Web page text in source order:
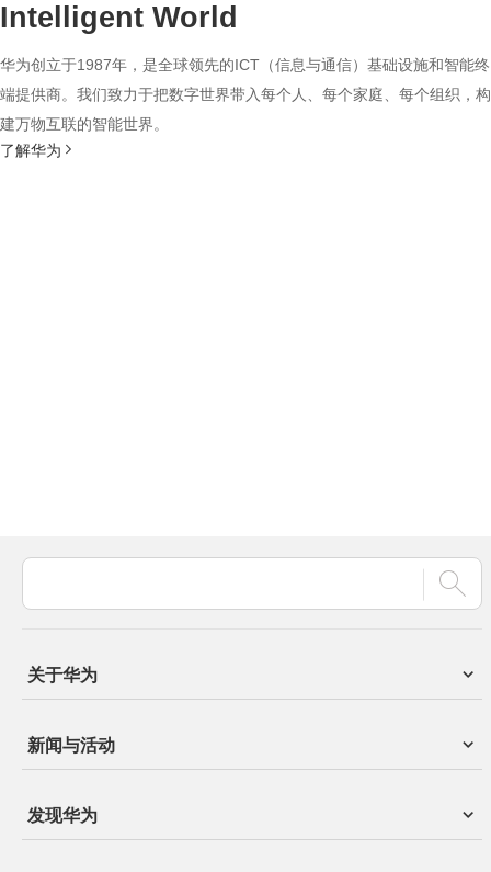
Intelligent World
华为创立于1987年，是全球领先的ICT（信息与通信）基础设施和智能终
端提供商。我们致力于把数字世界带入每个人、每个家庭、每个组织，构
建万物互联的智能世界。
了解华为
关于华为
新闻与活动
发现华为